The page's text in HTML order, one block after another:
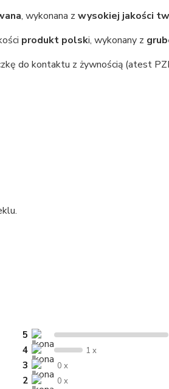
, wykonana z wysokiej jakości
produkt polski, wykonany z
do kontaktu z żywnością (atest
5
4
1 x
3 0 x
2 0 x